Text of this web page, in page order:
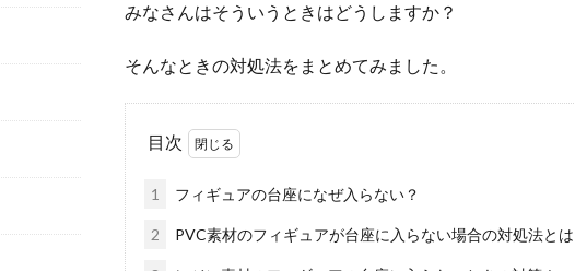
みなさんはそういうときはどうしますか？
そんなときの対処法をまとめてみました。
目次
1 フィギュアの台座になぜ入らない？
2 PVC素材のフィギュアが台座に入らない場合の対処法とは